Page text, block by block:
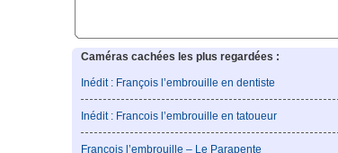
Caméras cachées les plus regardées :
Inédit : François l’embrouille en dentiste
Inédit : Francois l’embrouille en tatoueur
François l’embrouille – Le Parapente